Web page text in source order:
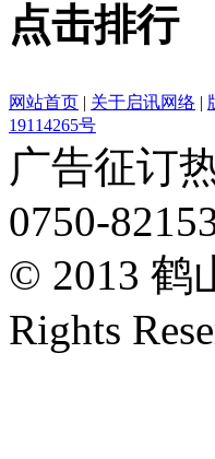
点击排行
网站首页 | 关于启讯网络 |
19114265号
广告征订
0750-
© 2013 鹤
Rights